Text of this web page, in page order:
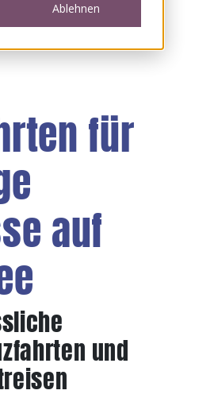
Ablehnen
für
auf
und